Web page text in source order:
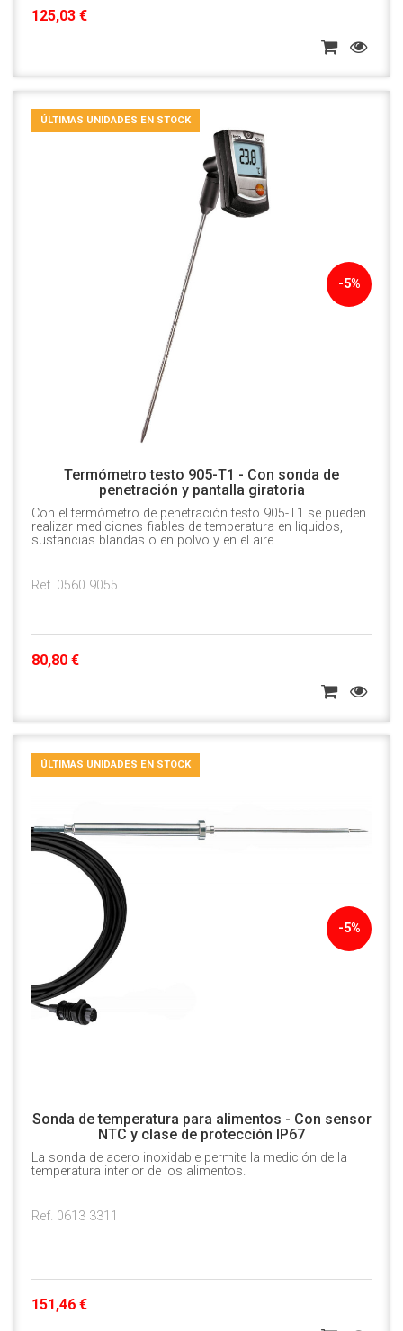
125,03 €
-5%
ÚLTIMAS UNIDADES EN STOCK
Termómetro testo 905-T1 - Con sonda de
penetración y pantalla giratoria
Con el termómetro de penetración testo 905-T1 se pueden
realizar mediciones fiables de temperatura en líquidos,
sustancias blandas o en polvo y en el aire.
Ref. 0560 9055
80,80 €
-5%
ÚLTIMAS UNIDADES EN STOCK
Sonda de temperatura para alimentos - Con sensor
NTC y clase de protección IP67
La sonda de acero inoxidable permite la medición de la
temperatura interior de los alimentos.
Ref. 0613 3311
151,46 €